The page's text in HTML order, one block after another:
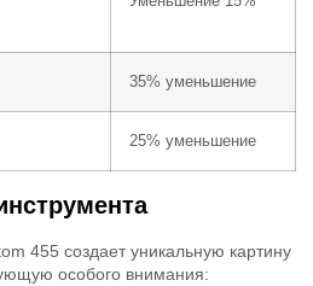
35% уменьшение
25% уменьшение
455 создает уникальную картину
особого внимания: